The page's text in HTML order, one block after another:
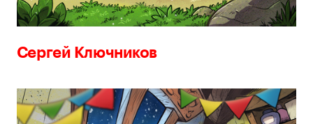
Сергей Ключников